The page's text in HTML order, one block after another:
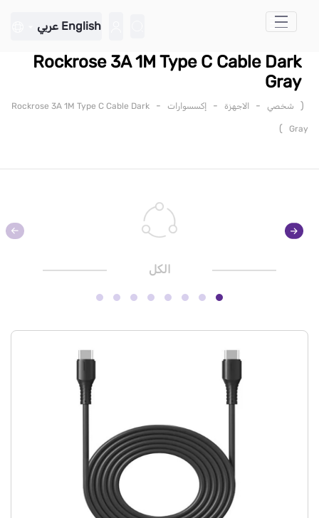
تخطي إلى المحتوى الرئيسي
English عربي
Rockrose 3A 1M Type C Cable Dark
Gray
( شخصي - الاجهزة - إكسسوارات -
Rockrose 3A 1M Type C Cable Dark
Gray
)
الكل